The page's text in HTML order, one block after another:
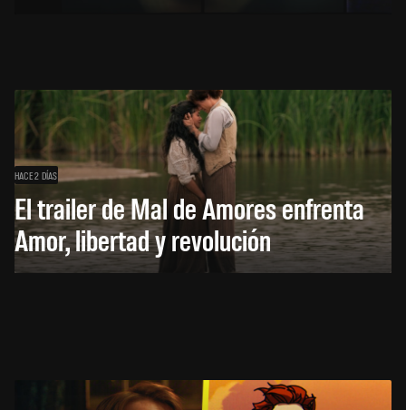
HACE 2 DÍAS
El trailer de Mal de Amores enfrenta
Amor, libertad y revolución